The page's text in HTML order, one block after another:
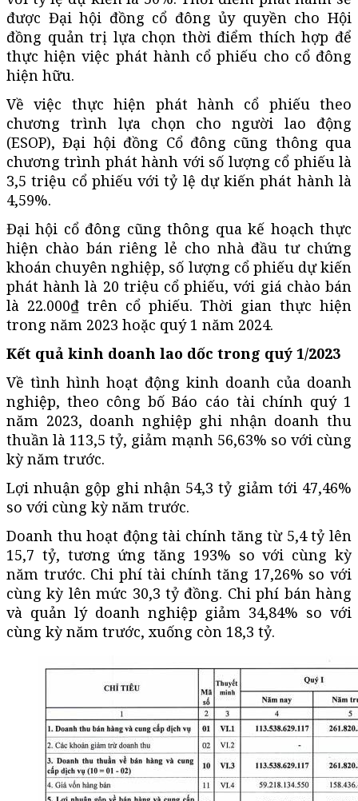
được Đại hội đồng cổ đông ủy quyền cho Hội
đồng quản trị lựa chọn thời điểm thích hợp để
thực hiện việc phát hành cổ phiếu cho cổ đông
hiện hữu.
Về việc thực hiện phát hành cổ phiếu theo
chương trình lựa chọn cho người lao động
(ESOP), Đại hội đồng Cổ đông cũng thông qua
chương trình phát hành với số lượng cổ phiếu là
3,5 triệu cổ phiếu với tỷ lệ dự kiến phát hành là
4,59%.
Đại hội cổ đông cũng thông qua kế hoạch thực
hiện chào bán riêng lẻ cho nhà đầu tư chứng
khoán chuyên nghiệp, số lượng cổ phiếu dự kiến
phát hành là 20 triệu cổ phiếu, với giá chào bán
là 22.000₫ trên cổ phiếu. Thời gian thực hiện
trong năm 2023 hoặc quý 1 năm 2024.
Kết quả kinh doanh lao dốc trong quý 1/2023
Về tình hình hoạt động kinh doanh của doanh
nghiệp, theo công bố Báo cáo tài chính quý 1
năm 2023, doanh nghiệp ghi nhận doanh thu
thuần là 113,5 tỷ, giảm mạnh 56,63% so với cùng
kỳ năm trước.
Lợi nhuận gộp ghi nhận 54,3 tỷ giảm tới 47,46%
so với cùng kỳ năm trước.
Doanh thu hoạt động tài chính tăng từ 5,4 tỷ lên
15,7 tỷ, tương ứng tăng 193% so với cùng kỳ
năm trước. Chi phí tài chính tăng 17,26% so với
cùng kỳ lên mức 30,3 tỷ đồng. Chi phí bán hàng
và quản lý doanh nghiệp giảm 34,84% so với
cùng kỳ năm trước, xuống còn 18,3 tỷ.